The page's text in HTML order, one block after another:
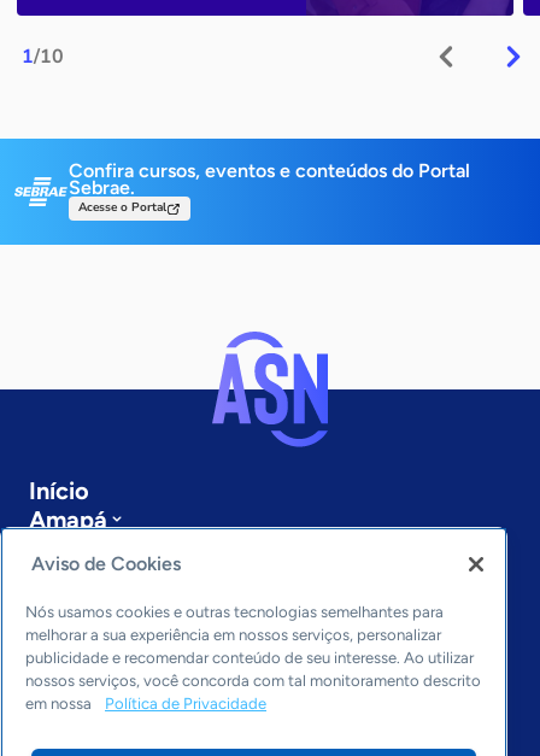
1/10
Confira cursos, eventos e conteúdos do Portal
Sebrae.
Acesse o Portal
Início
Amapá
Últimas notícias
Entre em contato
Editorias
Economia & Política
Inovação & Tecnologia
Aviso de Cookies
Nós usamos cookies e outras tecnologias semelhantes para
melhorar a sua experiência em nossos serviços, personalizar
publicidade e recomendar conteúdo de seu interesse. Ao utilizar
nossos serviços, você concorda com tal monitoramento descrito
em nossa
Política de Privacidade